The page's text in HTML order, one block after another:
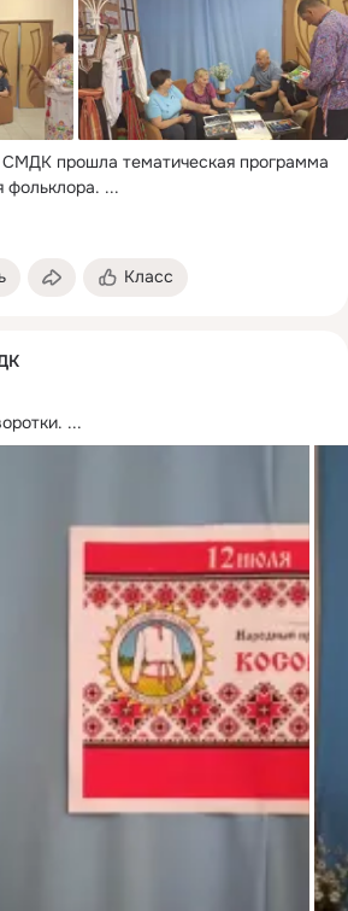
прошла тематическая программа
фольклора. ...
Класс
...